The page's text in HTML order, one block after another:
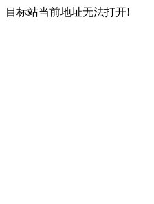
目标站当前地址无法打开!